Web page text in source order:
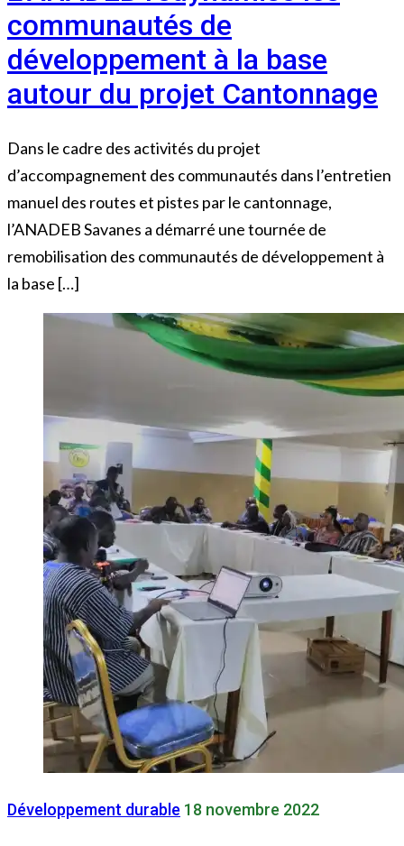
communautés de
développement à la base
autour du projet Cantonnage
Dans le cadre des activités du projet
d’accompagnement des communautés dans l’entretien
manuel des routes et pistes par le cantonnage,
l’ANADEB Savanes a démarré une tournée de
remobilisation des communautés de développement à
la base […]
Développement durable 18 novembre 2022